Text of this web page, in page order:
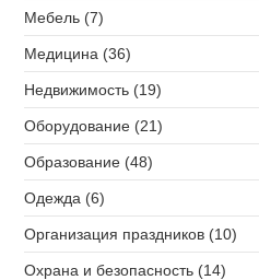
Мебель (7)
Медицина (36)
Недвижимость (19)
Оборудование (21)
Образование (48)
Одежда (6)
Организация праздников (10)
Охрана и безопасность (14)